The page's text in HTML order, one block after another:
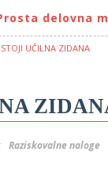
delovna
STOJI UČILNA ZIDANA
Raziskovalne naloge